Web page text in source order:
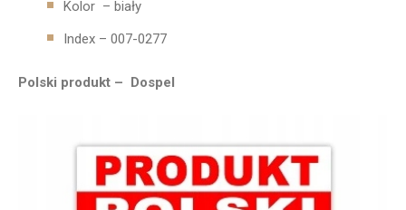
Kolor – biały
Index – 007-0277
Polski produkt – Dospel